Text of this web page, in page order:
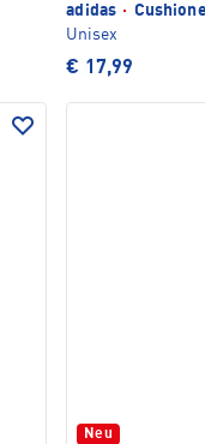
adidas ·
Unisex
€ 17,99
Neu